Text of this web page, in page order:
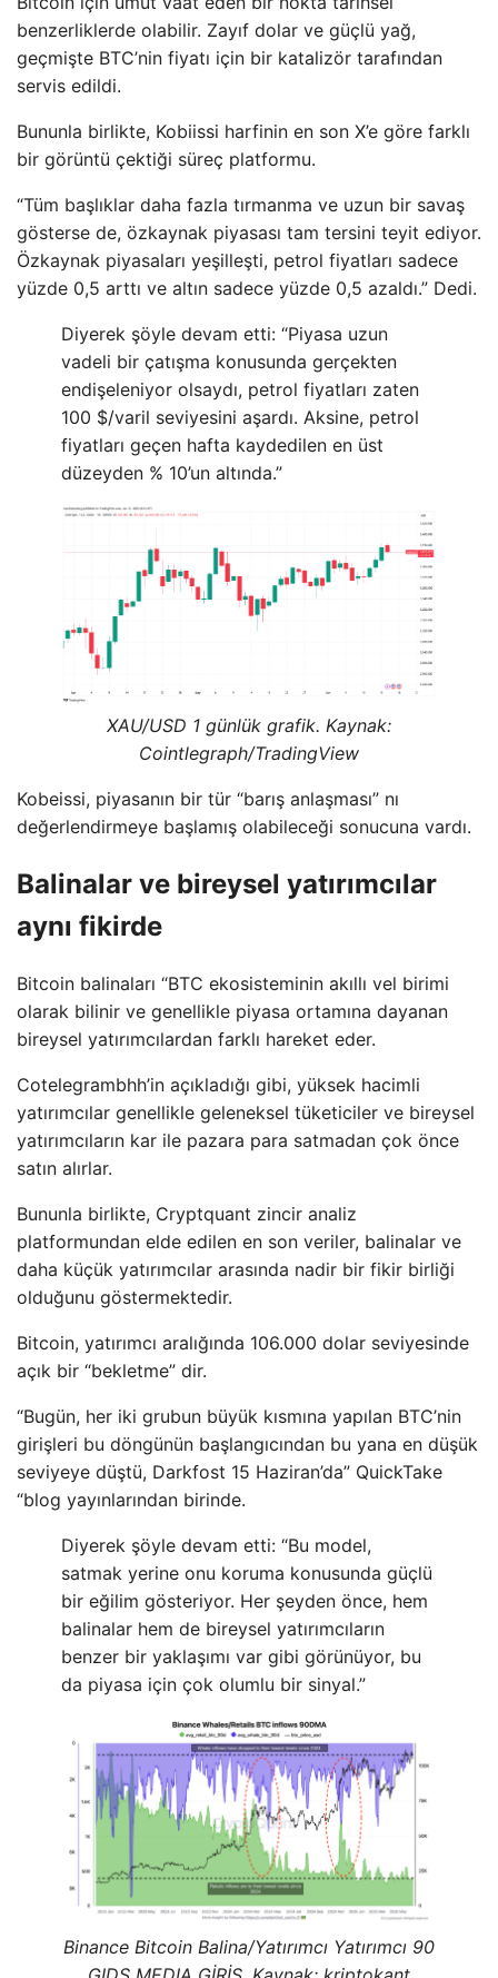
benzerliklerde olabilir. Zayıf dolar ve güçlü yağ,
geçmişte BTC’nin fiyatı için bir katalizör tarafından
servis edildi.
Bununla birlikte, Kobiissi harfinin en son X’e göre farklı
bir görüntü çektiği süreç platformu.
“Tüm başlıklar daha fazla tırmanma ve uzun bir savaş
gösterse de, özkaynak piyasası tam tersini teyit ediyor.
Özkaynak piyasaları yeşilleşti, petrol fiyatları sadece
yüzde 0,5 arttı ve altın sadece yüzde 0,5 azaldı.” Dedi.
Diyerek şöyle devam etti: “Piyasa uzun
vadeli bir çatışma konusunda gerçekten
endişeleniyor olsaydı, petrol fiyatları zaten
100 $/varil seviyesini aşardı. Aksine, petrol
fiyatları geçen hafta kaydedilen en üst
düzeyden % 10’un altında.”
XAU/USD 1 günlük grafik. Kaynak:
Cointlegraph/TradingView
Kobeissi, piyasanın bir tür “barış anlaşması” nı
değerlendirmeye başlamış olabileceği sonucuna vardı.
Balinalar ve bireysel yatırımcılar
aynı fikirde
Bitcoin balinaları “BTC ekosisteminin akıllı vel birimi
olarak bilinir ve genellikle piyasa ortamına dayanan
bireysel yatırımcılardan farklı hareket eder.
Cotelegrambhh’in açıkladığı gibi, yüksek hacimli
yatırımcılar genellikle geleneksel tüketiciler ve bireysel
yatırımcıların kar ile pazara para satmadan çok önce
satın alırlar.
Bununla birlikte, Cryptquant zincir analiz
platformundan elde edilen en son veriler, balinalar ve
daha küçük yatırımcılar arasında nadir bir fikir birliği
olduğunu göstermektedir.
Bitcoin, yatırımcı aralığında 106.000 dolar seviyesinde
açık bir “bekletme” dir.
“Bugün, her iki grubun büyük kısmına yapılan BTC’nin
girişleri bu döngünün başlangıcından bu yana en düşük
seviyeye düştü, Darkfost 15 Haziran’da” QuickTake
“blog yayınlarından birinde.
Diyerek şöyle devam etti: “Bu model,
satmak yerine onu koruma konusunda güçlü
bir eğilim gösteriyor. Her şeyden önce, hem
balinalar hem de bireysel yatırımcıların
benzer bir yaklaşımı var gibi görünüyor, bu
da piyasa için çok olumlu bir sinyal.”
Binance Bitcoin Balina/Yatırımcı Yatırımcı 90